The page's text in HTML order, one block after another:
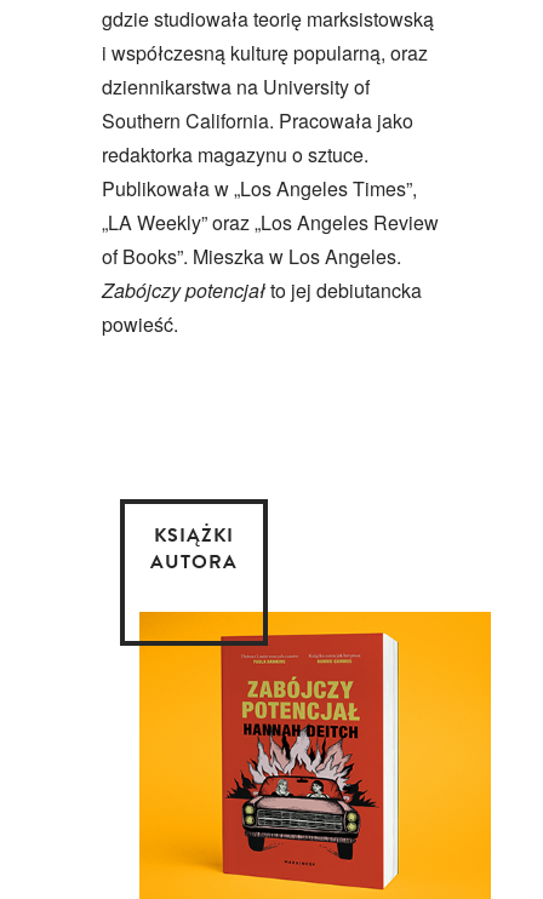
gdzie studiowała teorię marksistowską
i współczesną kulturę popularną, oraz
dziennikarstwa na University of
Southern California. Pracowała jako
redaktorka magazynu o sztuce.
Publikowała w „Los Angeles Times”,
„LA Weekly” oraz „Los Angeles Review
of Books”. Mieszka w Los Angeles.
Zabójczy potencjałto jej debiutancka
powieść.
KSIĄŻKI
AUTORA